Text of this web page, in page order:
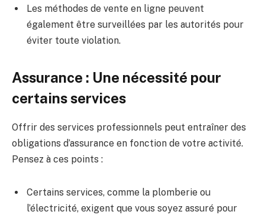
Les méthodes de vente en ligne peuvent
également être surveillées par les autorités pour
éviter toute violation.
Assurance : Une nécessité pour
certains services
Offrir des services professionnels peut entraîner des
obligations d’assurance en fonction de votre activité.
Pensez à ces points :
Certains services, comme la plomberie ou
l’électricité, exigent que vous soyez assuré pour